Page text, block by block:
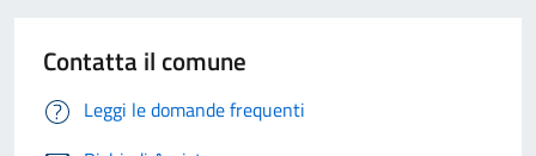
Contatta il comune
Leggi le domande frequenti